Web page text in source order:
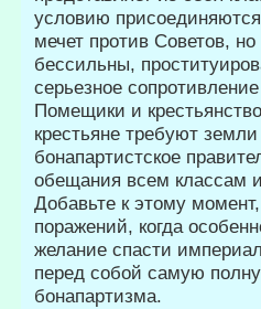
условию
мечет против Советов,
бессильны,
серьезное
Помещики и
кре­стьяне требуют
бонапарти­стское
обещания всем клас­сам
Добавьте к этому
поражений, когда
желание спасти
перед собой самую
бонапартизма.